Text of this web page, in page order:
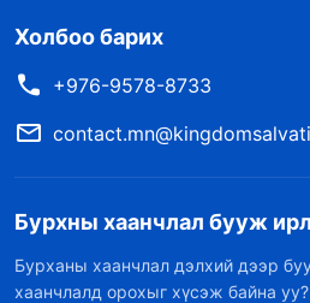
Холбоо барих
+976-9578-8733
Бурхны хаанчлал бууж
Бурханы хаанчлал дэлхий дээр
хаанчлалд орохыг хүсэж байна уу?